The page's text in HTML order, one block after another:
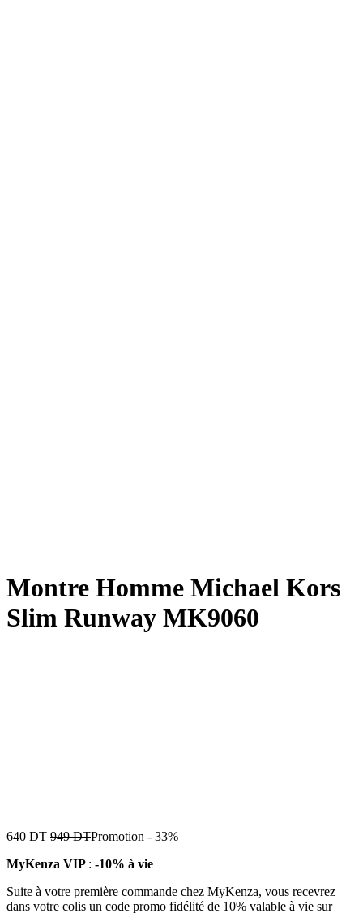
Montre Homme Michael Kors
Slim Runway MK9060
640 DT 949DTPromotion - 33%
MyKenza VIP : -10% à vie
Suite à votre première commande chez MyKenza, vous recevrez
dans votre colis un code promo fidélité de 10% valable à vie sur